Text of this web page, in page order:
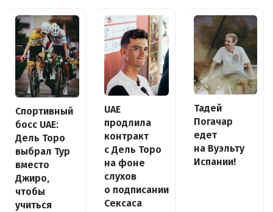
Спортивный
босс UAE:
Дель Торо
выбрал Тур
вместо
Джиро,
чтобы
учиться
UAE
продлила
контракт
с Дель Торо
на фоне
слухов
о подписании
Сексаса
Тадей
Погачар
едет
на Вуэльту
Испании!